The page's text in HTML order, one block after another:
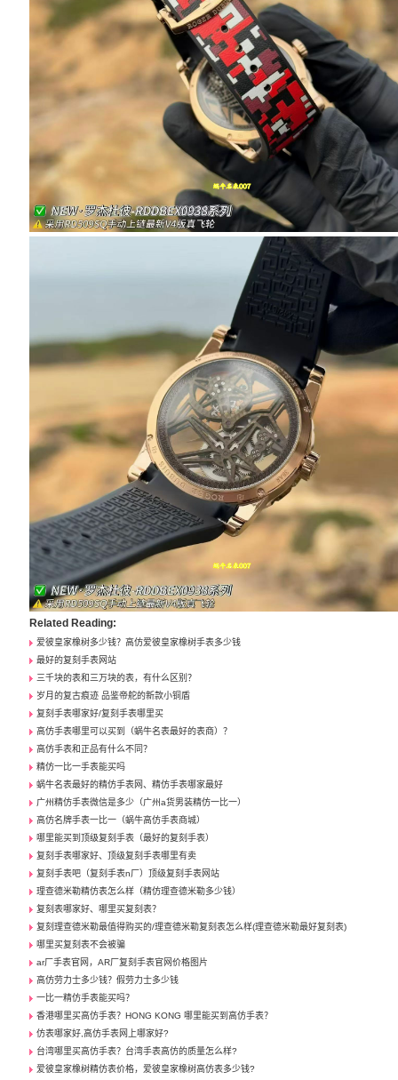
Related Reading:
爱彼皇家橡树多少钱？高仿爱彼皇家橡树手表多少钱
最好的复刻手表网站
三千块的表和三万块的表，有什么区别？
岁月的复古痕迹 品鉴帝舵的新款小铜盾
复刻手表哪家好/复刻手表哪里买
高仿手表哪里可以买到（蜗牛名表最好的表商）？
高仿手表和正品有什么不同？
精仿一比一手表能买吗
蜗牛名表最好的精仿手表网、精仿手表哪家最好
广州精仿手表微信是多少（广州a货男装精仿一比一）
高仿名牌手表一比一（蜗牛高仿手表商城）
哪里能买到顶级复刻手表（最好的复刻手表）
复刻手表哪家好、顶级复刻手表哪里有卖
复刻手表吧（复刻手表n厂）顶级复刻手表网站
理查德米勒精仿表怎么样（精仿理查德米勒多少钱）
复刻表哪家好、哪里买复刻表？
复刻理查德米勒最值得购买的/理查德米勒复刻表怎么样(理查德米勒最好复刻表)
哪里买复刻表不会被骗
ar厂手表官网，AR厂复刻手表官网价格图片
高仿劳力士多少钱？假劳力士多少钱
一比一精仿手表能买吗？
香港哪里买高仿手表？HONG KONG 哪里能买到高仿手表？
仿表哪家好,高仿手表网上哪家好?
台湾哪里买高仿手表？台湾手表高仿的质量怎么样?
爱彼皇家橡树精仿表价格，爱彼皇家橡树高仿表多少钱?